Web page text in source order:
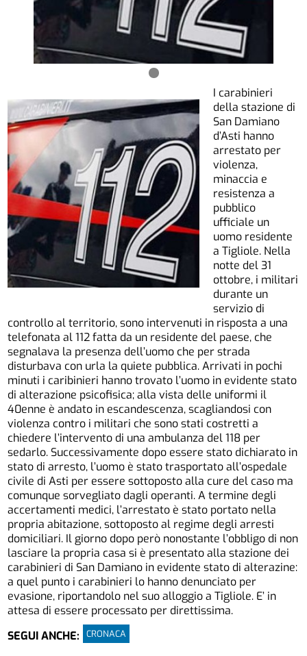
I carabinieri
della stazione di
San Damiano
d’Asti hanno
arrestato per
violenza,
minaccia e
resistenza a
pubblico
ufficiale un
uomo residente
a Tigliole. Nella
notte del 31
ottobre, i militari
durante un
servizio di
controllo al territorio, sono intervenuti in risposta a una
telefonata al 112 fatta da un residente del paese, che
segnalava la presenza dell’uomo che per strada
disturbava con urla la quiete pubblica. Arrivati in pochi
minuti i caribinieri hanno trovato l’uomo in evidente stato
di alterazione psicofisica; alla vista delle uniformi il
40enne è andato in escandescenza, scagliandosi con
violenza contro i militari che sono stati costretti a
chiedere l’intervento di una ambulanza del 118 per
sedarlo. Successivamente dopo essere stato dichiarato in
stato di arresto, l’uomo è stato trasportato all’ospedale
civile di Asti per essere sottoposto alla cure del caso ma
comunque sorvegliato dagli operanti. A termine degli
accertamenti medici, l’arrestato è stato portato nella
propria abitazione, sottoposto al regime degli arresti
domiciliari. Il giorno dopo però nonostante l’obbligo di non
lasciare la propria casa si è presentato alla stazione dei
carabinieri di San Damiano in evidente stato di alterazine:
a quel punto i carabinieri lo hanno denunciato per
evasione, riportandolo nel suo alloggio a Tigliole. E’ in
attesa di essere processato per direttissima.
SEGUI ANCHE:
CRONACA